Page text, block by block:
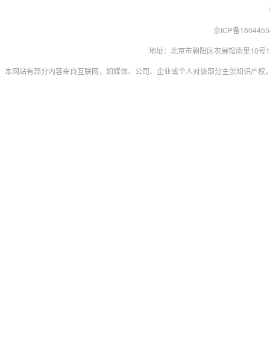
京ICP备
地址：北京市朝阳区农展馆南里10
本网站有部分内容来自互联网，如媒体、公司、企业或个人对该部分主张知识产